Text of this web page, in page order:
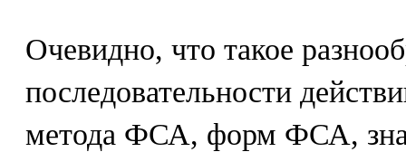
Очевидно, что такое
последовательности
метода ФСА, форм ФСА,